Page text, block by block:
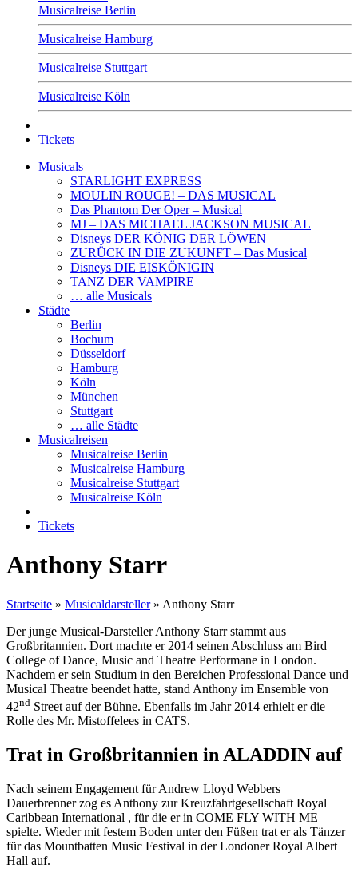
Musicalreise Berlin
Musicalreise Hamburg
Musicalreise Stuttgart
Musicalreise Köln
Tickets
Musicals
STARLIGHT EXPRESS
MOULIN ROUGE! – DAS MUSICAL
Das Phantom Der Oper – Musical
MJ – DAS MICHAEL JACKSON MUSICAL
Disneys DER KÖNIG DER LÖWEN
ZURÜCK IN DIE ZUKUNFT – Das Musical
Disneys DIE EISKÖNIGIN
TANZ DER VAMPIRE
… alle Musicals
Städte
Berlin
Bochum
Düsseldorf
Hamburg
Köln
München
Stuttgart
… alle Städte
Musicalreisen
Musicalreise Berlin
Musicalreise Hamburg
Musicalreise Stuttgart
Musicalreise Köln
Tickets
Anthony Starr
Startseite » Musicaldarsteller» Anthony Starr
Der junge Musical-Darsteller Anthony Starr stammt aus
Großbritannien. Dort machte er 2014 seinen Abschluss am Bird
College of Dance, Music and Theatre Performane in London.
Nachdem er sein Studium in den Bereichen Professional Dance und
Musical Theatre beendet hatte, stand Anthony im Ensemble von
42nd Street auf der Bühne. Ebenfalls im Jahr 2014 erhielt er die
Rolle des Mr. Mistoffelees in CATS.
Trat in Großbritannien in ALADDIN auf
Nach seinem Engagement für Andrew Lloyd Webbers
Dauerbrenner zog es Anthony zur Kreuzfahrtgesellschaft Royal
Caribbean International , für die er in COME FLY WITH ME
spielte. Wieder mit festem Boden unter den Füßen trat er als Tänzer
für das Mountbatten Music Festival in der Londoner Royal Albert
Hall auf.